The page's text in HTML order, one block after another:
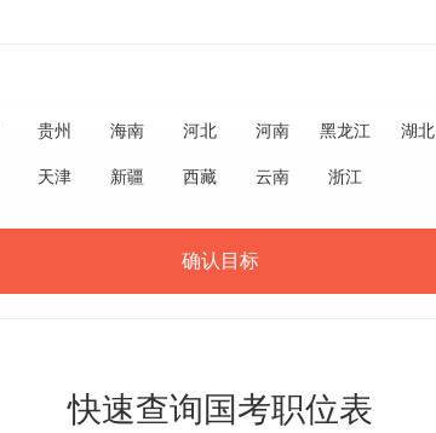
贵州 海南 河北 河南 黑龙江 湖北
天津 新疆 西藏 云南 浙江
确认目标
快速查询国考职位表